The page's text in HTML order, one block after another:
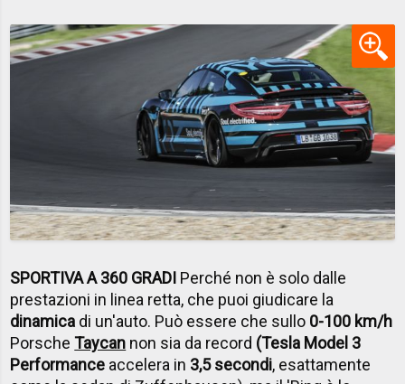
SPORTIVA A 360 GRADI Perché non è solo dalle
prestazioni in linea retta, che puoi giudicare la
dinamica di un'auto. Può essere che sullo 0-100 km/h
PorscheTaycan non sia da record (Tesla Model 3
Performance accelera in 3,5 secondi, esattamente